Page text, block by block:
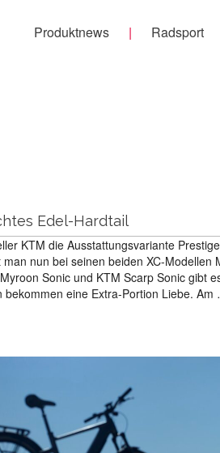
Produktnews Radsport
Edel-Hardtail
KTM die Ausstattungsvariante
nun bei seinen beiden XC-Modellen
Sonic und KTM Scarp Sonic gibt
bekommen eine Extra-Portion Liebe.